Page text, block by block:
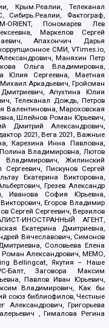
Крым.Реалии, Телеканал
Сибирь.Реалии, Фактограф,
ORIENT, Пономарев Лев
Маркелов Сергей
Апахончич Дарья
СМИ, VTimes.io,
Маняхин Петр
Ольга Владимировна,
Юлия Сергеевна, Маетная
Аркадьевич, Гройсман
Апухтина Юлия
Телеканал Дождь, Петров
Валентиновна, Мароховская
Шлейнов Роман Юрьевич,
Дмитрий Александрович,
2021, Вега 2021, Важные
Карезина Инна Павловна,
Владимировна, Лютов
Жилинский
Пискунов Сергей
Екатерина Викторовна,
Грезев Александр
Иванова София Юрьевна,
Егоров Владимир
Сергей Сергеевич, Верзилов
ИНОСТРАННЫЙ АГЕНТ,
Екатерина Дмитриевна,
Вячеславович, Симонов
Соловьева Елена
Роман Александрович, МЕМО,
Bellingcat, Якутия – Наше
Заговора Максим
Павлов Иван Юрьевич,
Владимирович, Как бы
союз библиофилов, Честные
Григорьева
, Гималова Регина